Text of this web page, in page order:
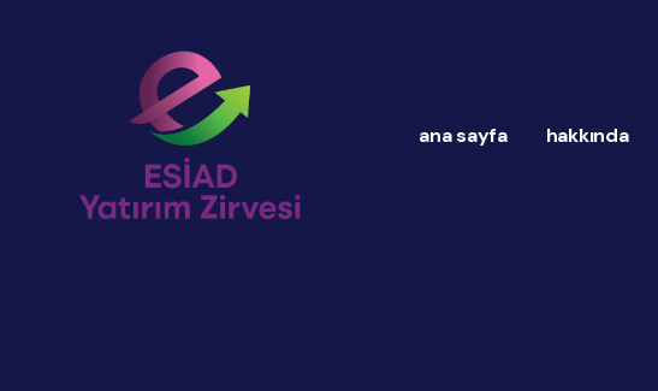
ana sayfa hakkında